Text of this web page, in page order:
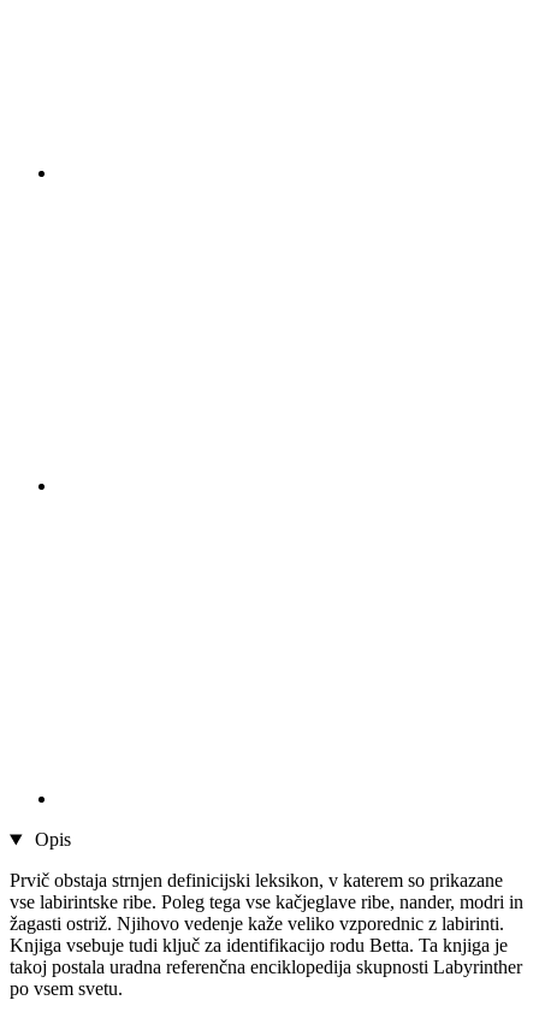
Opis
Prvič obstaja strnjen definicijski leksikon, v katerem so prikazane
vse labirintske ribe. Poleg tega vse kačjeglave ribe, nander, modri in
žagasti ostriž. Njihovo vedenje kaže veliko vzporednic z labirinti.
Knjiga vsebuje tudi ključ za identifikacijo rodu Betta. Ta knjiga je
takoj postala uradna referenčna enciklopedija skupnosti Labyrinther
po vsem svetu.